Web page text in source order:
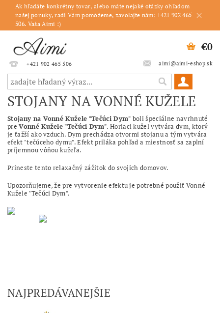
Ak hľadáte konkrétny tovar, alebo máte nejaké otázky ohľadom
našej ponuky, radi Vám pomôžeme, zavolajte nám: +421 902 465
506. Vaša Aimi :)
+421 902 465 506 aimi@aimi-eshop.sk
€0
STOJANY NA VONNÉ KUŽELE
Stojany na Vonné Kužele "Tečúci Dym" boli špeciálne navrhnuté
pre Vonné Kužele "Tečúci Dym". Horiaci kužel vytvára dym, ktorý
je ťažší ako vzduch. Dym prechádza otvormi stojanu a tým vytvára
efekt "tečúceho dymu". Efekt priláka pohľad a miestnosť sa zaplní
príjemnou vôňou kužeľa.
Prineste tento relaxačný zážitok do svojich domovov.
Upozorňujeme, že pre vytvorenie efektu je potrebné použiť Vonné
Kužele "Tečúci Dym".
NAJPREDÁVANEJŠIE